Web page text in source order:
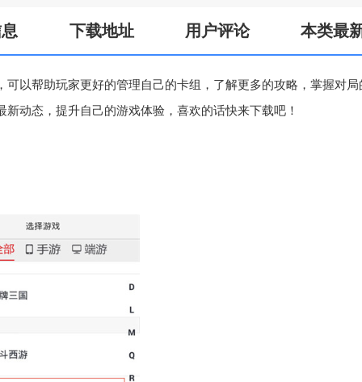
下载地址 用户评论 本类最
以帮助玩家更好的管理自己的卡组，了解更多的攻略，掌握对局
动态，提升自己的游戏体验，喜欢的话快来下载吧！